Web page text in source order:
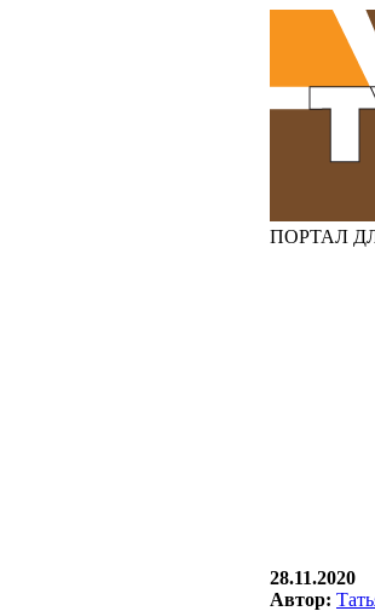
ПОРТАЛ
28.11.2020
Автор: